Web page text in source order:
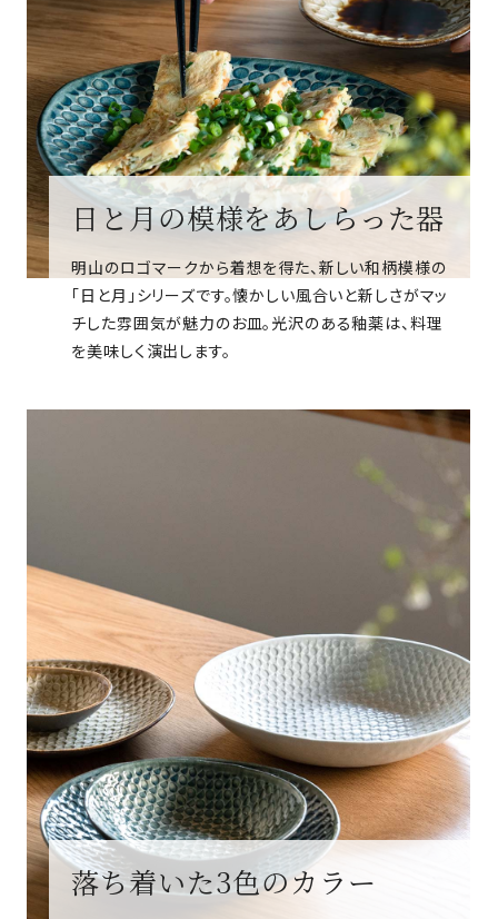
日と月の模様をあしらった器
明山のロゴマークから着想を得た、新しい和柄模様の
「日と月」シリーズです。懐かしい風合いと新しさがマッ
チした雰囲気が魅力のお皿。光沢のある釉薬は、料理
を美味しく演出します。
落ち着いた3色のカラー